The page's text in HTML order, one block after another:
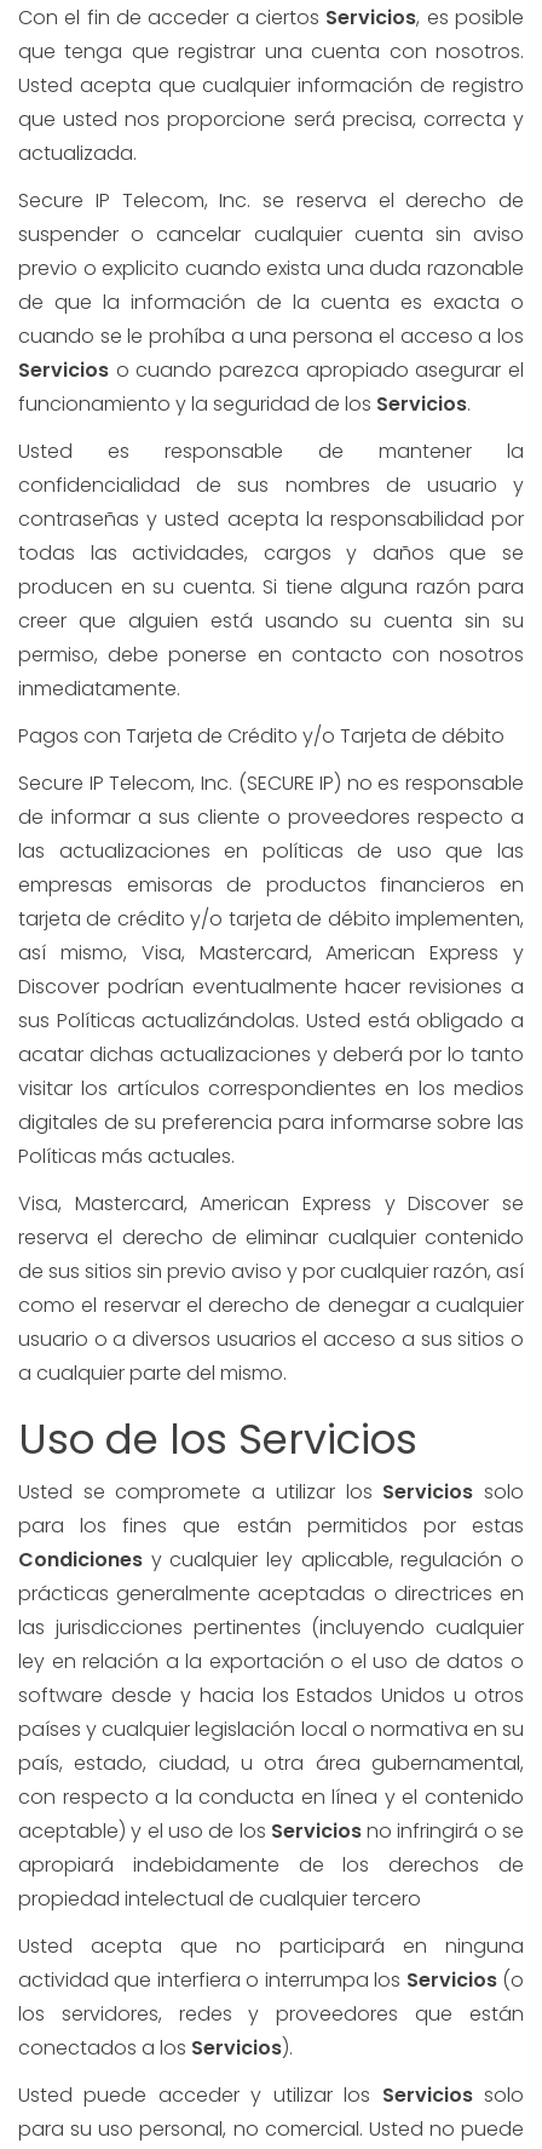
Con el fin de acceder a ciertos Servicios, es posible
que tenga que registrar una cuenta con nosotros.
Usted acepta que cualquier información de registro
que usted nos proporcione será precisa, correcta y
actualizada.
Secure IP Telecom, Inc. se reserva el derecho de
suspender o cancelar cualquier cuenta sin aviso
previo o explicito cuando exista una duda razonable
de que la información de la cuenta es exacta o
cuando se le prohíba a una persona el acceso a los
Servicios o cuando parezca apropiado asegurar el
funcionamiento y la seguridad de los Servicios.
Usted es responsable de mantener la
confidencialidad de sus nombres de usuario y
contraseñas y usted acepta la responsabilidad por
todas las actividades, cargos y daños que se
producen en su cuenta. Si tiene alguna razón para
creer que alguien está usando su cuenta sin su
permiso, debe ponerse en contacto con nosotros
inmediatamente.
Pagos con Tarjeta de Crédito y/o Tarjeta de débito
Secure IP Telecom, Inc. (SECURE IP) no es responsable
de informar a sus cliente o proveedores respecto a
las actualizaciones en políticas de uso que las
empresas emisoras de productos financieros en
tarjeta de crédito y/o tarjeta de débito implementen,
así mismo, Visa, Mastercard, American Express y
Discover podrían eventualmente hacer revisiones a
sus Políticas actualizándolas. Usted está obligado a
acatar dichas actualizaciones y deberá por lo tanto
visitar los artículos correspondientes en los medios
digitales de su preferencia para informarse sobre las
Políticas más actuales.
Visa, Mastercard, American Express y Discover se
reserva el derecho de eliminar cualquier contenido
de sus sitios sin previo aviso y por cualquier razón, así
como el reservar el derecho de denegar a cualquier
usuario o a diversos usuarios el acceso a sus sitios o
a cualquier parte del mismo.
Uso de los Servicios
Usted se compromete a utilizar los Servicios solo
para los fines que están permitidos por estas
Condiciones y cualquier ley aplicable, regulación o
prácticas generalmente aceptadas o directrices en
las jurisdicciones pertinentes (incluyendo cualquier
ley en relación a la exportación o el uso de datos o
software desde y hacia los Estados Unidos u otros
países y cualquier legislación local o normativa en su
país, estado, ciudad, u otra área gubernamental,
con respecto a la conducta en línea y el contenido
aceptable) y el uso de los Serviciosno infringirá o se
apropiará indebidamente de los derechos de
propiedad intelectual de cualquier tercero
Usted acepta que no participará en ninguna
actividad que interfiera o interrumpa los Servicios(o
los servidores, redes y proveedores que están
conectados a los Servicios).
Usted puede acceder y utilizar los Serviciossolo
para su uso personal, no comercial. Usted no puede